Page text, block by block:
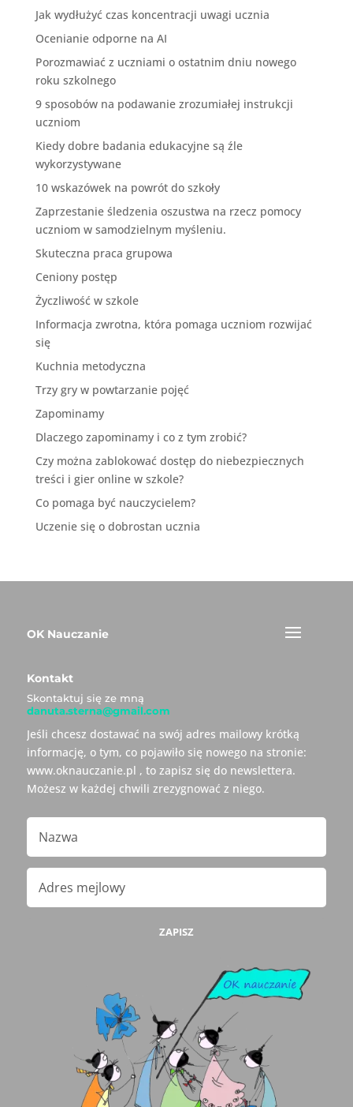
Jak wydłużyć czas koncentracji uwagi ucznia
Ocenianie odporne na AI
Porozmawiać z uczniami o ostatnim dniu nowego
roku szkolnego
9 sposobów na podawanie zrozumiałej instrukcji
uczniom
Kiedy dobre badania edukacyjne są źle
wykorzystywane
10 wskazówek na powrót do szkoły
Zaprzestanie śledzenia oszustwa na rzecz pomocy
uczniom w samodzielnym myśleniu.
Skuteczna praca grupowa
Ceniony postęp
Życzliwość w szkole
Informacja zwrotna, która pomaga uczniom rozwijać
się
Kuchnia metodyczna
Trzy gry w powtarzanie pojęć
Zapominamy
Dlaczego zapominamy i co z tym zrobić?
Czy można zablokować dostęp do niebezpiecznych
treści i gier online w szkole?
Co pomaga być nauczycielem?
Uczenie się o dobrostan ucznia
OK Nauczanie
Kontakt
Skontaktuj się ze mną
danuta.sterna@gmail.com
Jeśli chcesz dostawać na swój adres mailowy krótką
informację, o tym, co pojawiło się nowego na stronie:
www.oknauczanie.pl , to zapisz się do newslettera.
Możesz w każdej chwili zrezygnować z niego.
ZAPISZ